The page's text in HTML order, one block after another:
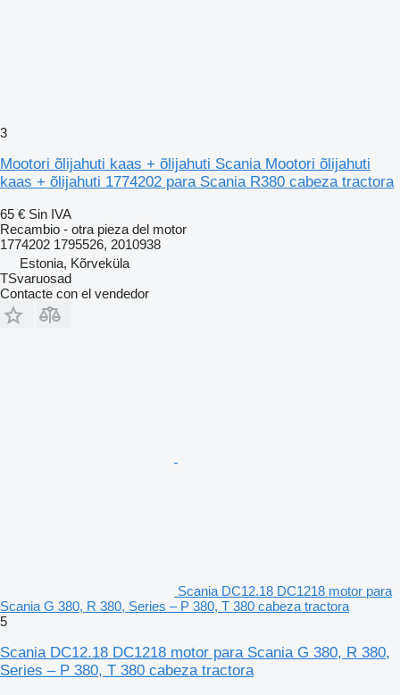
3
Mootori õlijahuti kaas + õlijahuti Scania Mootori õlijahuti
kaas + õlijahuti 1774202 para Scania R380 cabeza tractora
65 € Sin IVA
Recambio - otra pieza del motor
1774202 1795526, 2010938
Estonia, Kõrveküla
TSvaruosad
Contacte con el vendedor
Scania DC12.18 DC1218 motor para
Scania G 380, R 380, Series – P 380, T 380 cabeza tractora
5
Scania DC12.18 DC1218 motor para Scania G 380, R 380,
Series – P 380, T 380 cabeza tractora